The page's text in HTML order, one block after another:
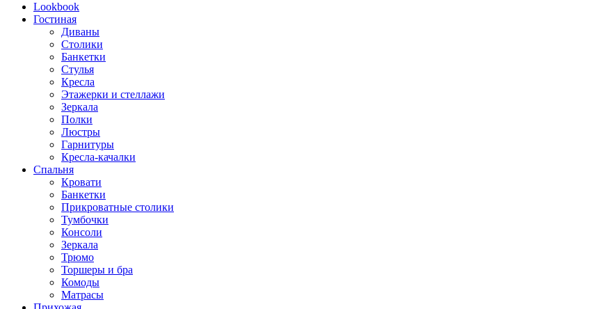
Lookbook
Гостиная
Диваны
Столики
Банкетки
Стулья
Кресла
Этажерки и стеллажи
Зеркала
Полки
Люстры
Гарнитуры
Кресла-качалки
Спальня
Кровати
Банкетки
Прикроватные столики
Тумбочки
Консоли
Зеркала
Трюмо
Торшеры и бра
Комоды
Матрасы